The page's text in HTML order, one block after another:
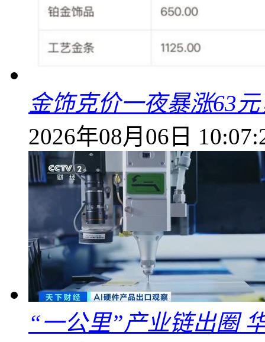
金饰克价一夜暴涨63
2026年08月06日
“一公里”产业链出圈